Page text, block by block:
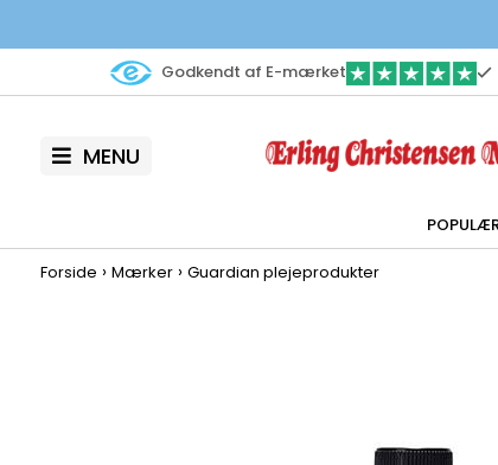
Godkendt af E-mærket
MENU
Forside › Mærker› Guardian plejeprodukter